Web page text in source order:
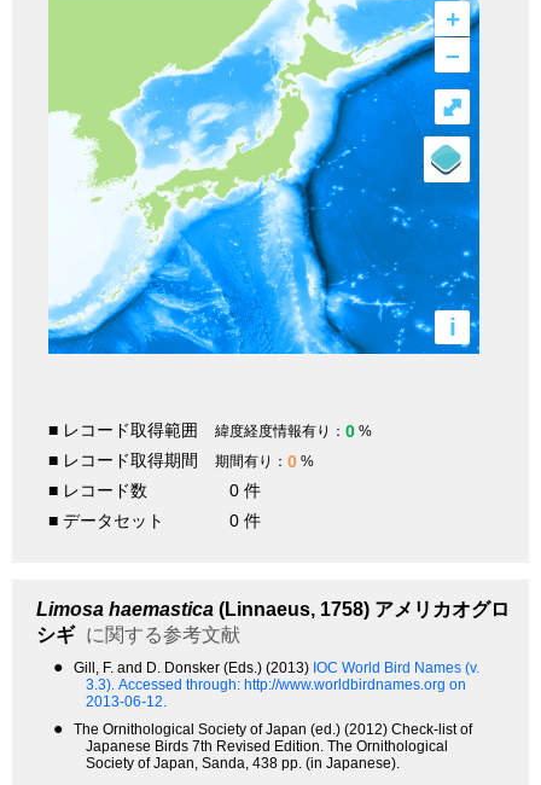
+
–
i
⤢
■ レコード取得範囲 緯度経度情報有り： 0 %
■ レコード取得期間 期間有り： 0 %
■ レコード数
0 件
■ データセット
0 件
Limosa haemastica (Linnaeus, 1758) アメリカオグロ
シギ に関する参考文献
● Gill, F. and D. Donsker (Eds.) (2013) IOC World Bird Names (v.
3.3). Accessed through: http://www.worldbirdnames.org on
2013-06-12.
●
The Ornithological Society of Japan (ed.) (2012) Check-list of
Japanese Birds 7th Revised Edition. The Ornithological
Society of Japan, Sanda, 438 pp. (in Japanese).